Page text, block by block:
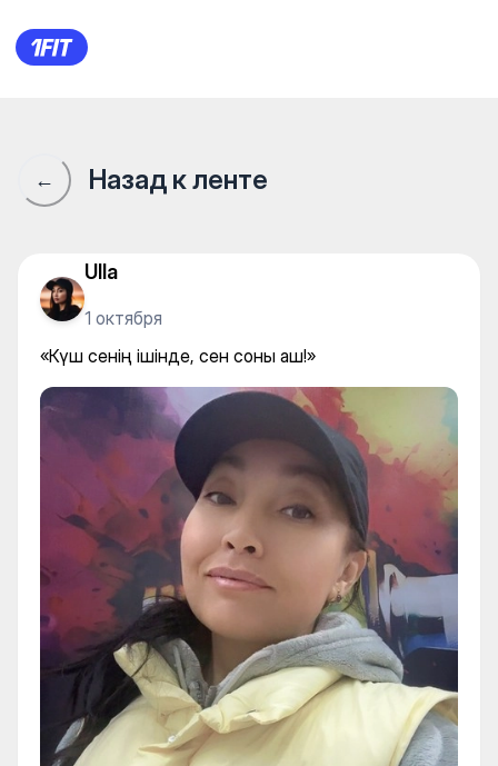
Iron Club на Нажимеденова
← Назад к ленте
Ulla
1 октября
«Күш сенің ішінде, сен соны аш!»